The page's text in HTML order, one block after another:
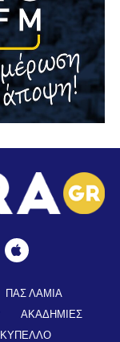
ΠΑΣ ΛΑΜΙΑ
ΑΚΑΔΗΜΙΕΣ
ΚΥΠΕΛΛΟ